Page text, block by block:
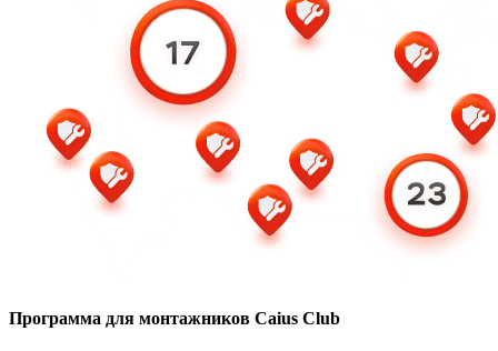
Программа для монтажников Caius Club